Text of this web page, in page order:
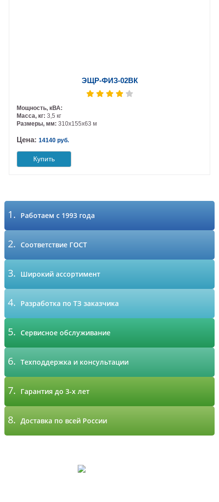
ЭЩР-ФИЗ-02ВК
Мощность, кВА:
Масса, кг:3,5 кг
Размеры, мм:310х155х63 м
Цена:14140 руб.
Купить
1. Работаем с 1993 года
2. Соответствие ГОСТ
3. Широкий ассортимент
4. Разработка по ТЗ заказчика
5. Сервисное обслуживание
6. Техподдержка и консультации
7. Гарантия до 3-х лет
8. Доставка по всей России